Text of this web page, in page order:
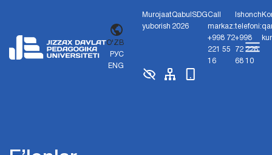
O'ZB
РУС
ENG
Murojaat
yuborish
Qabul
2026
SDGCall
markaz:
+998 72
221 55
16
Ishonch
telefoni:
+998
72 226
68 10